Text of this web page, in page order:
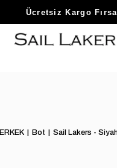
Sezon Sonu Fırsatlarını
ERKEK Bot Sail Lakers -